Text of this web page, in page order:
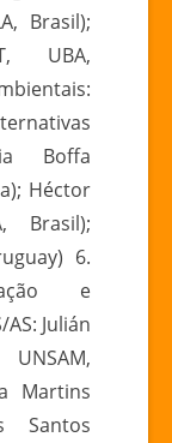
Brasil);
UBA,
Boffa
Héctor
Brasil);
6.
e
Julián
UNSAM,
Martins
Santos